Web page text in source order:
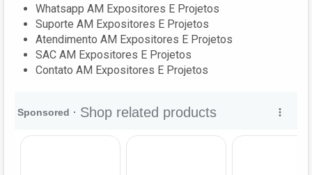
Whatsapp AM Expositores E Projetos
Suporte AM Expositores E Projetos
Atendimento AM Expositores E Projetos
SAC AM Expositores E Projetos
Contato AM Expositores E Projetos